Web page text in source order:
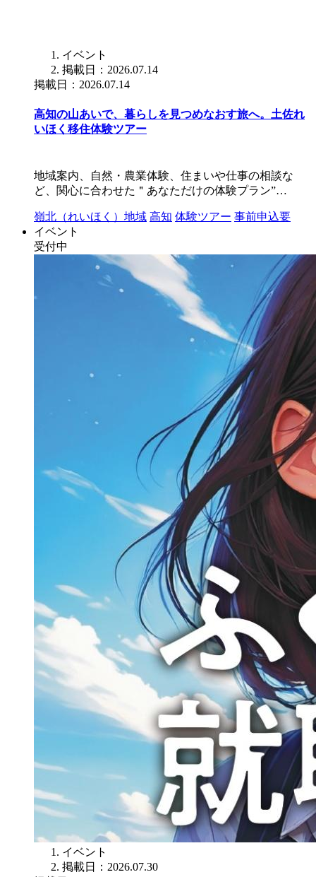
イベント
掲載日：2026.07.14
掲載日：2026.07.14
高知の山あいで、暮らしを見つめなおす旅へ。土佐れ
いほく移住体験ツアー
地域案内、自然・農業体験、住まいや仕事の相談な
ど、関心に合わせた＂あなただけの体験プラン”…
嶺北（れいほく）地域 高知 体験ツアー 事前申込要
イベント
受付中
イベント
掲載日：2026.07.30